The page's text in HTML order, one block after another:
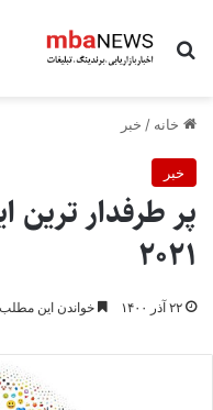
جستجو برای
خانه / خبر
خبر
پر طرفدار
۲۰۲۱
۲۲ آذر ۱۴۰۰ خواندن این مطلب 1 دقیقه زمان میبرد